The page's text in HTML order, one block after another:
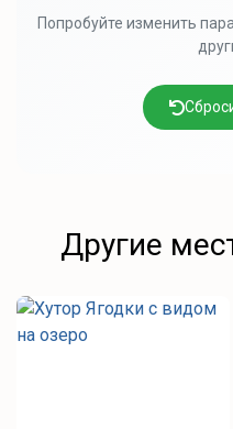
Попробуйте изменить
Другие